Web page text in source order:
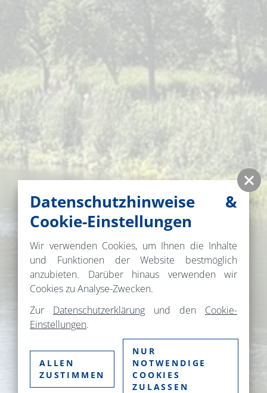
Datenschutzhinweise &
Cookie-Einstellungen
Wir verwenden Cookies, um Ihnen die Inhalte
und Funktionen der Website bestmöglich
anzubieten. Darüber hinaus verwenden wir
Cookies zu Analyse-Zwecken.
Zur Datenschutzerklärung und den Cookie-
Einstellungen.
ALLEN
ZUSTIMMEN
NUR
NOTWENDIGE
COOKIES
ZULASSEN